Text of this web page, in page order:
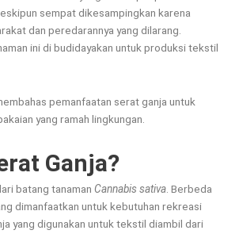
sempat dikesampingkan karena
dan peredarannya yang dilarang.
ini di budidayakan untuk produksi tekstil
pemanfaatan serat ganja untuk
yang ramah lingkungan.
Ganja?
batang tanaman Cannabis sativa . Berbeda
dimanfaatkan untuk kebutuhan rekreasi
yang digunakan untuk tekstil diambil dari